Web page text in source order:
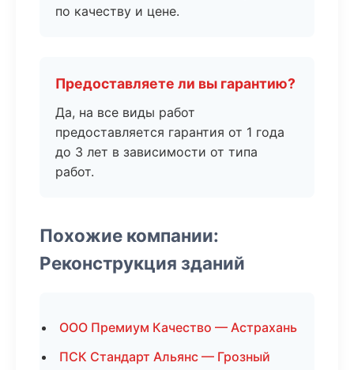
по качеству и цене.
Предоставляете ли вы гарантию?
Да, на все виды работ
предоставляется гарантия от 1 года
до 3 лет в зависимости от типа
работ.
Похожие компании:
Реконструкция зданий
ООО Премиум Качество — Астрахань
ПСК Стандарт Альянс — Грозный